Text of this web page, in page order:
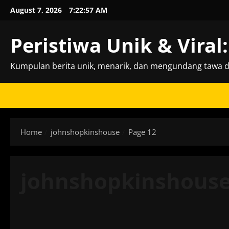
SkipAugust 7, 2026 7:22:58 AM
Peristiwa Unik &
Kumpulan berita unik, menarik, dan mengundang tawa
Home johnshopkinshouse Page 12